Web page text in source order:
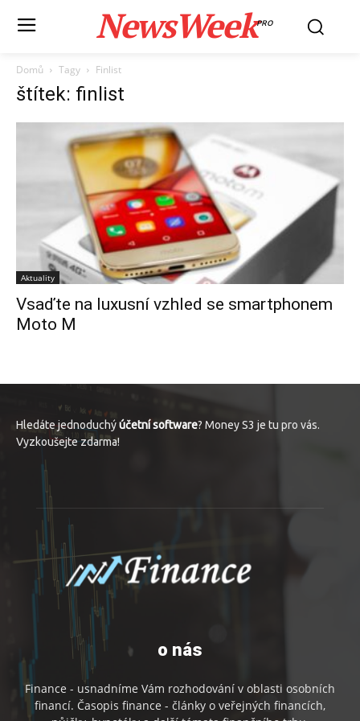
NewsWeekPRO
Domů Tagy Finlist
štítek: finlist
Aktuality
Vsaďte na luxusní vzhled se smartphonem
Moto M
Hledáte jednoduchýúčetní software? Money S3 je tu pro vás.
Vyzkoušejte zdarma!
o nás
Finance - usnadníme Vám rozhodování v oblasti osobních
financí. Časopis finance - články o veřejných financích,